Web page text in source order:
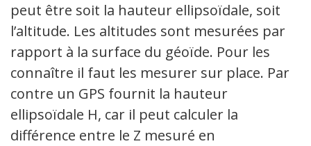
peut être soit la hauteur ellipsoïdale, soit
l’altitude. Les altitudes sont mesurées par
rapport à la surface du géoïde. Pour les
connaître il faut les mesurer sur place. Par
contre un GPS fournit la hauteur
ellipsoïdale H, car il peut calculer la
différence entre le Z mesuré en